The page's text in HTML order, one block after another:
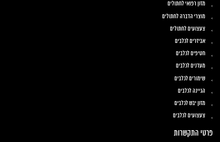
מזון רפואי לחתולים
מוצרי הדברה לחתולים
צעצועים לחתולים
אביזרים לכלבים
חטיפים לכלבים
מעדנים לכלבים
שימורים לכלבים
הגיינה לכלבים
מזון יבש לכלבים
צעצועים לכלבים
פרטי התקשרות